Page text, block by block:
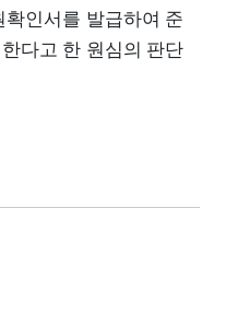
인서를 발급하여 준
다고 한 원심의 판단